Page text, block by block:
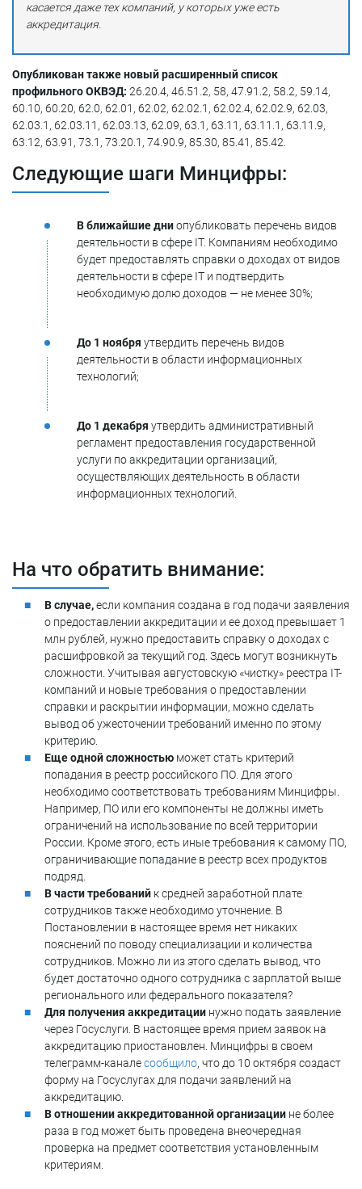
касается даже тех компаний, у которых уже есть
аккредитация.
Опубликован также новый расширенный список
профильного ОКВЭД: 26.20.4, 46.51.2, 58, 47.91.2, 58.2, 59.14,
60.10, 60.20, 62.0, 62.01, 62.02, 62.02.1, 62.02.4, 62.02.9, 62.03,
62.03.1, 62.03.11, 62.03.13, 62.09, 63.1, 63.11, 63.11.1, 63.11.9,
63.12, 63.91, 73.1, 73.20.1, 74.90.9, 85.30, 85.41, 85.42.
Следующие шаги Минцифры:
В ближайшие дниопубликовать перечень видов
деятельности в сфере IT. Компаниям необходимо
будет предоставлять справки о доходах от видов
деятельности в сфере IT и подтвердить
необходимую долю доходов — не менее 30%;
До 1 ноября утвердить перечень видов
деятельности в области информационных
технологий;
До 1 декабря утвердить административный
регламент предоставления государственной
услуги по аккредитации организаций,
осуществляющих деятельность в области
информационных технологий.
На что обратить внимание:
В случае,если компания создана в год подачи заявления
о предоставлении аккредитации и ее доход превышает 1
млн рублей, нужно предоставить справку о доходах с
расшифровкой за текущий год. Здесь могут возникнуть
сложности. Учитывая августовскую «чистку» реестра IT-
компаний и новые требования о предоставлении
справки и раскрытии информации, можно сделать
вывод об ужесточении требований именно по этому
критерию.
Еще одной сложностью может стать критерий
попадания в реестр российского ПО. Для этого
необходимо соответствовать требованиям Минцифры.
Например, ПО или его компоненты не должны иметь
ограничений на использование по всей территории
России. Кроме этого, есть иные требования к самому ПО,
ограничивающие попадание в реестр всех продуктов
подряд.
В части требований к средней заработной плате
сотрудников также необходимо уточнение. В
Постановлении в настоящее время нет никаких
пояснений по поводу специализации и количества
сотрудников. Можно ли из этого сделать вывод, что
будет достаточно одного сотрудника с зарплатой выше
регионального или федерального показателя?
Для получения аккредитации нужно подать заявление
через Госуслуги. В настоящее время прием заявок на
аккредитацию приостановлен. Минцифры в своем
телеграмм-каналесообщило, что до 10 октября создаст
форму на Госуслугах для подачи заявлений на
аккредитацию.
В отношении аккредитованной организации не более
раза в год может быть проведена внеочередная
проверка на предмет соответствия установленным
критериям.